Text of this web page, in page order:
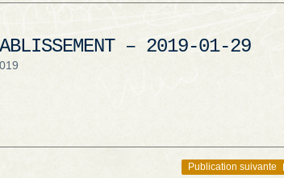
– 2019-01-29
Publication suivante